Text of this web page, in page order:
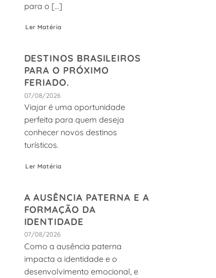
para o [...]
Ler Matéria
DESTINOS BRASILEIROS
PARA O PRÓXIMO
FERIADO.
07/08/2026
Viajar é uma oportunidade
perfeita para quem deseja
conhecer novos destinos
turísticos.
Ler Matéria
A AUSÊNCIA PATERNA E A
FORMAÇÃO DA
IDENTIDADE
07/08/2026
Como a ausência paterna
impacta a identidade e o
desenvolvimento emocional, e